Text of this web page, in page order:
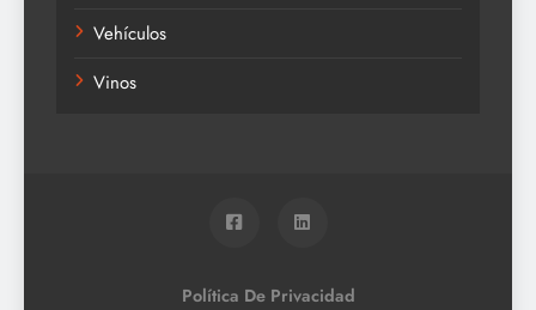
Vehículos
Vinos
Política De Privacidad